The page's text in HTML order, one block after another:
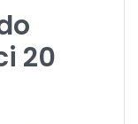
20